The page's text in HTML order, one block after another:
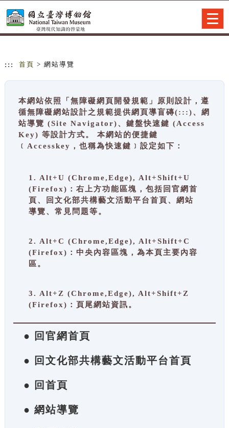
::: 首頁 > 網站導覽
本網站依照「無障礙網頁開發規範」原則設計，遵
循無障礙網站設計之規範提供網頁導盲磚(:::)、網
站導覽 (Site Navigator)、鍵盤快速鍵 (Access
Key) 等設計方式。 本網站的便捷鍵
﹝Accesskey，也稱為快速鍵﹞設定如下：
1. Alt+U (Chrome,Edge), Alt+Shift+U
(Firefox)：右上方功能區塊，包括回官網首
頁、回文化部共構藝文活動平台首頁、網站
導覽、常見問題等。
2. Alt+C (Chrome,Edge), Alt+Shift+C
(Firefox)：中央內容區塊，為本頁主要內容
區。
3. Alt+Z (Chrome,Edge), Alt+Shift+Z
(Firefox)：頁尾網站資訊。
● 回官網首頁
● 回文化部共構藝文活動平台首頁
● 回首頁
● 網站導覽